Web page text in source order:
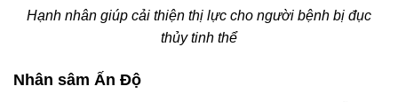
Hạnh nhân giúp cải thiện thị lực cho người bệnh bị đục
thủy tinh thể
Nhân sâm Ấn Độ